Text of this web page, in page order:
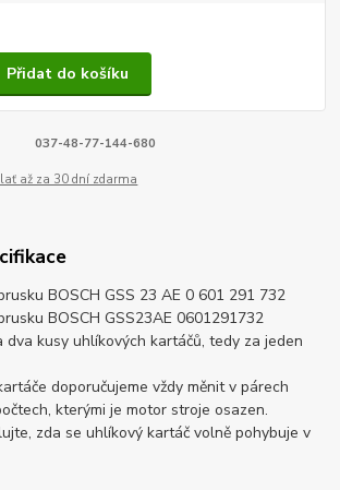
Přidat do košíku
037-48-77-144-680
až za 30 dní zdarma
BOSCH GSS 23 AE 0 601 291 732
BOSCH GSS23AE 0601291732
dva kusy uhlíkových kartáčů, tedy za jeden
doporučujeme vždy měnit v párech
kterými je motor stroje osazen.
zda se uhlíkový kartáč volně pohybuje v